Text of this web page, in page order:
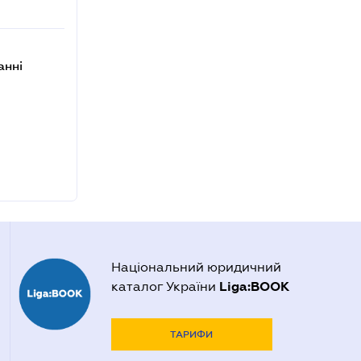
Національний юридичний
каталог України Liga:BOOK
ТАРИФИ